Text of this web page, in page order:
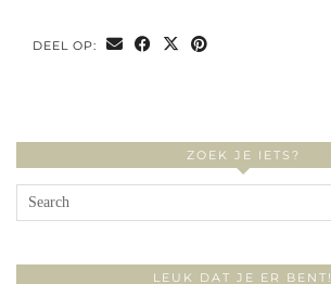
DEEL OP:
ZOEK JE IETS?
LEUK DAT JE ER BENT!